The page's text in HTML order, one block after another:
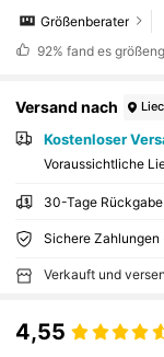
Größenberater
92% fand es
Versand nach
Kostenloser
Voraussichtliche
30-Tage Rückgabe
Sichere Zahlungen
Verkauft und
4,55